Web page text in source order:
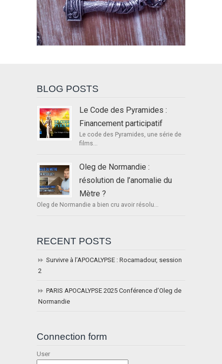
BLOG POSTS
Le Code des Pyramides :
Financement participatif
Le code des Pyramides, une série de
films...
Oleg de Normandie :
résolution de l’anomalie du
Mètre ?
Oleg de Normandie a bien cru avoir résolu...
RECENT POSTS
Survivre à l’APOCALYPSE : Rocamadour, session
2
PARIS APOCALYPSE 2025 Conférence d’Oleg de
Normandie
Connection form
User